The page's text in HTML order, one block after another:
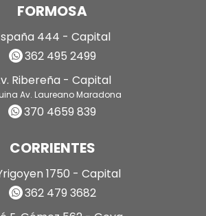
FORMOSA
444 - Capital
362 495 2499
Ribereña - Capital
Av. Laureano Maradona
370 4659 839
CORRIENTES
1750 - Capital
362 479 3682